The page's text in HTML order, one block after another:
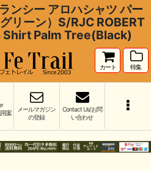
ンシー アロハシャツ パー
リーン）S/RJC ROBERT
Shirt Palm Tree(Black)
カート 特集
案
メールマガジン
の登録
Contact Us/お問
い合わせ